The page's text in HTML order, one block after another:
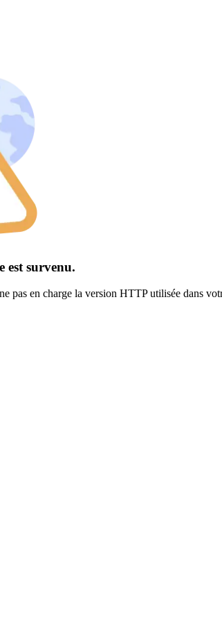
est survenu.
pas en charge la version HTTP utilisée dans